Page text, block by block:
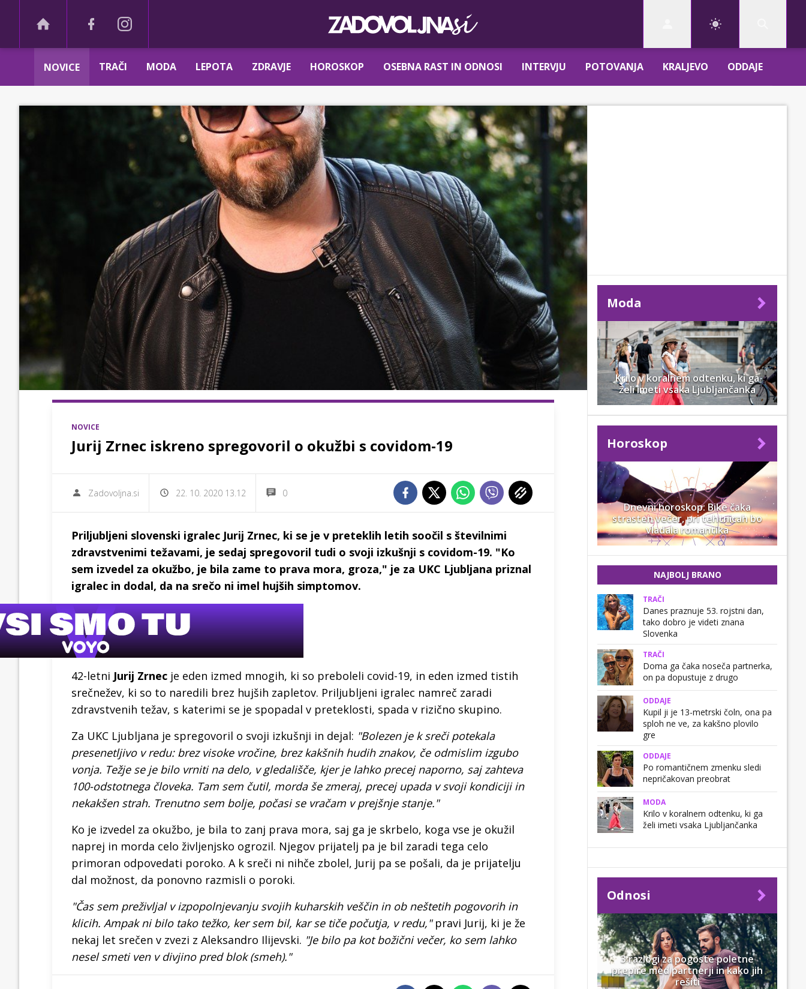
NOVICE TRAČI MODA LEPOTA ZDRAVJE HOROSKOP OSEBNA RAST IN ODNOSI INTERVJU POTOVANJA KRALJEVO ODDAJE
NOVICE
Jurij Zrnec iskreno spregovoril o okužbi s covidom-19
Zadovoljna.si 22. 10. 2020 13.12 0
Priljubljeni slovenski igralec Jurij Zrnec, ki se je v preteklih letih soočil s številnimi
zdravstvenimi težavami, je sedaj spregovoril tudi o svoji izkušnji s covidom-19. "Ko
sem izvedel za okužbo, je bila zame to prava mora, groza," je za UKC Ljubljana priznal
igralec in dodal, da na srečo ni imel hujših simptomov.
42-letni Jurij Zrnec je eden izmed mnogih, ki so preboleli covid-19, in eden izmed tistih
srečnežev, ki so to naredili brez hujših zapletov. Priljubljeni igralec namreč zaradi
zdravstvenih težav, s katerimi se je spopadal v preteklosti, spada v rizično skupino.
Za UKC Ljubljana je spregovoril o svoji izkušnji in dejal: "Bolezen je k sreči potekala
presenetljivo v redu: brez visoke vročine, brez kakšnih hudih znakov, če odmislim izgubo
vonja. Težje se je bilo vrniti na delo, v gledališče, kjer je lahko precej naporno, saj zahteva
100-odstotnega človeka. Tam sem čutil, morda še zmeraj, precej upada v svoji kondiciji in
nekakšen strah. Trenutno sem bolje, počasi se vračam v prejšnje stanje."
Ko je izvedel za okužbo, je bila to zanj prava mora, saj ga je skrbelo, koga vse je okužil
naprej in morda celo življenjsko ogrozil. Njegov prijatelj pa je bil zaradi tega celo
primoran odpovedati poroko. A k sreči ni nihče zbolel, Jurij pa se pošali, da je prijatelju
dal možnost, da ponovno razmisli o poroki.
"Čas sem preživljal v izpopolnjevanju svojih kuharskih veščin in ob neštetih pogovorih in
klicih. Ampak ni bilo tako težko, ker sem bil, kar se tiče počutja, v redu," pravi Jurij, ki je že
nekaj let srečen v zvezi z Aleksandro Ilijevski. "Je bilo pa kot božični večer, ko sem lahko
nesel smeti ven v divjino pred blok (smeh)."
Moda
Krilo v koralnem odtenku, ki ga
želi imeti vsaka Ljubljančanka
Horoskop
Dnevni horoskop: Bike čaka
strasten večer, pri tehtnicah bo
vladala romantika
NAJBOLJ BRANO
TRAČI
Danes praznuje 53. rojstni dan,
tako dobro je videti znana
Slovenka
TRAČI
Doma ga čaka noseča partnerka,
on pa dopustuje z drugo
ODDAJE
Kupil ji je 13-metrski čoln, ona pa
sploh ne ve, za kakšno plovilo
gre
ODDAJE
Po romantičnem zmenku sledi
nepričakovan preobrat
MODA
Krilo v koralnem odtenku, ki ga
želi imeti vsaka Ljubljančanka
Odnosi
3 razlogi za pogoste poletne
prepire med partnerji in kako jih
rešiti